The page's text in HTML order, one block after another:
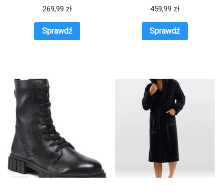
269,99 zł
Sprawdź
459,99 zł
Sprawdź